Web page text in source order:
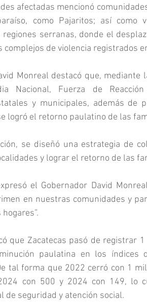
afectadas mencionó
como Pajaritos; así como
regiones serranas, donde el
complejos de violencia registrados
Monreal destacó que, mediante
Nacional, Fuerza de
y municipales, además de
logró el retorno paulatino de las
se diseñó una estrategia de
y lograr el retorno de las
el Gobernador David
en nuestras comunidades y
que Zacatecas pasó de registrar
paulatina en los índices
tal forma que 2022 cerró con 1
con 500 y 2024 con 149, lo
de seguridad y atención social.